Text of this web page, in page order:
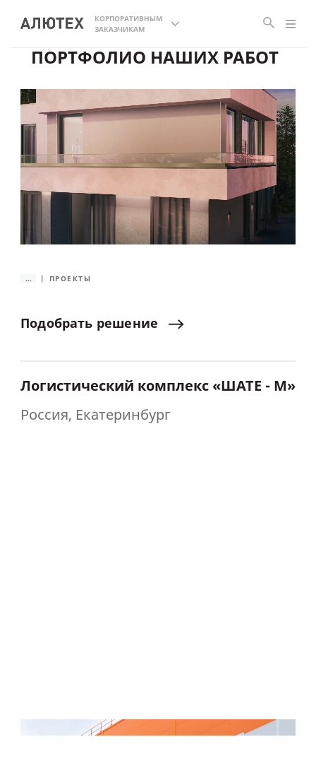
КОРПОРАТИВНЫМ
ЗАКАЗЧИКАМ
ПОРТФОЛИО НАШИХ РАБОТ
... ПРОЕКТЫ
Подобрать решение
Логистический комплекс «ШАТЕ - М»
Россия, Екатеринбург